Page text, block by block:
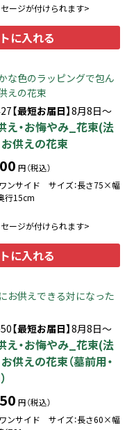
ージが付けられます>
に入れる
な色のラッピングで包ん
えの花束
【最短お届日】8月8日～
え・お悔やみ_花束(法
お供えの花束
円（税込）
ンサイド サイズ：長さ75×幅
行15cm
ージが付けられます>
に入れる
お供えできる対になった
【最短お届日】8月8日～
え・お悔やみ_花束(法
お供えの花束（墓前用・
円（税込）
ンサイド サイズ：長さ60×幅